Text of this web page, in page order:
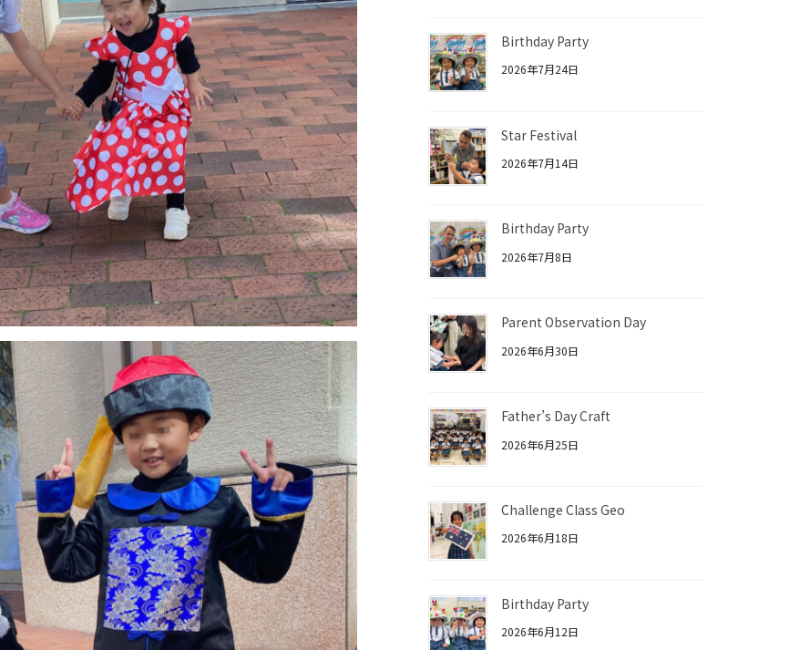
Birthday Party
2026年7月24日
Star Festival
2026年7月14日
Birthday Party
2026年7月8日
Parent Observation Day
2026年6月30日
Father’s Day Craft
2026年6月25日
Challenge Class Geo
2026年6月18日
Birthday Party
2026年6月12日